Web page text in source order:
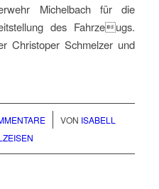
Michelbach für die
des Fahrzeugs.
Christoper Schmelzer und
/ VON ISABELL